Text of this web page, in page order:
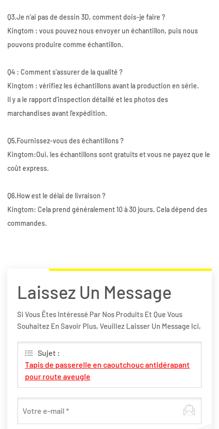
Q3.Je n'ai pas de dessin 3D, comment dois-je faire ?
Kingtom : vous pouvez nous envoyer un échantillon, puis nous
pouvons produire comme échantillon.
Q4 : Comment s'assurer de la qualité ?
Kingtom : vérifiez les échantillons avant la production en série.
Il y a le rapport d'inspection détaillé et les photos des
marchandises avant l'expédition.
Q5.Fournissez-vous des échantillons ?
Kingtom:Oui, les échantillons sont gratuits et vous ne payez que le
coût express.
Q6.How est le délai de livraison ?
Kingtom: Cela prend généralement 10 à 30 jours. Cela dépend des
commandes.
Laissez Un Message
Si Vous Êtes Intéressé Par Nos Produits Et Que Vous
Souhaitez En Savoir Plus, Veuillez Laisser Un Message Ici,
Sujet :
Tapis de passerelle en caoutchouc antidérapant
pour route aveugle